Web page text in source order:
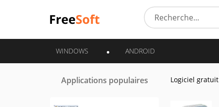
WINDOWS ANDROID
Applications populaires Logiciel gratuit